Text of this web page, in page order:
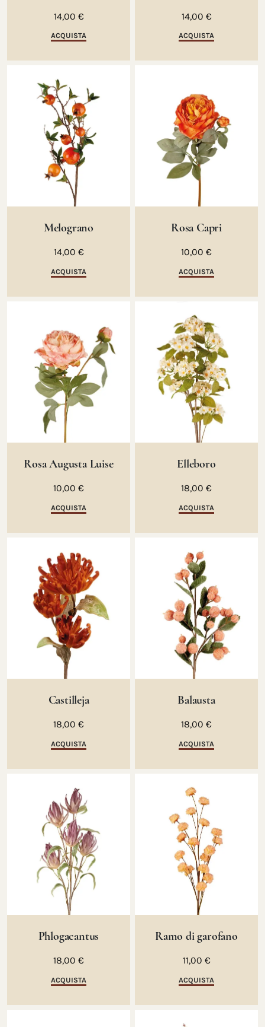
14,00 €
ACQUISTA
14,00 €
ACQUISTA
Melograno
14,00 €
ACQUISTA
Rosa Capri
10,00 €
ACQUISTA
Rosa Augusta Luise
10,00 €
ACQUISTA
Elleboro
18,00 €
ACQUISTA
Castilleja
18,00 €
ACQUISTA
Balausta
18,00 €
ACQUISTA
Phlogacantus
18,00 €
ACQUISTA
Ramo di garofano
11,00 €
ACQUISTA